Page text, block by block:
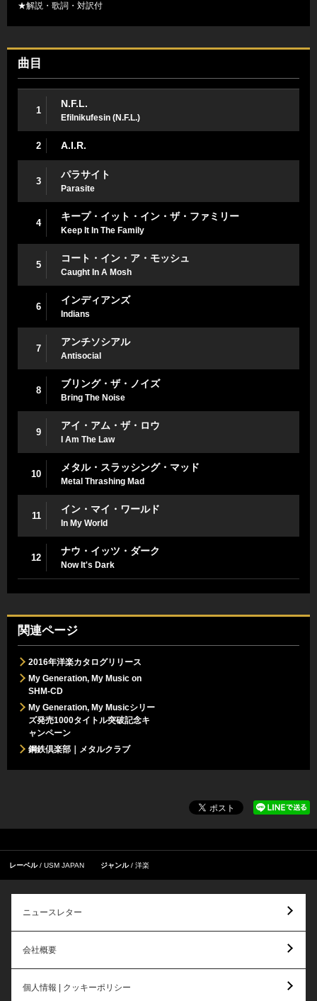
★解説・歌詞・対訳付
曲目
1
N.F.L.
Efilnikufesin (N.F.L.)
2 A.I.R.
3
パラサイト
Parasite
4
キープ・イット・イン・ザ・ファミリー
Keep It In The Family
5
コート・イン・ア・モッシュ
Caught In A Mosh
6
インディアンズ
Indians
7
アンチソシアル
Antisocial
8
ブリング・ザ・ノイズ
Bring The Noise
9
アイ・アム・ザ・ロウ
I Am The Law
10
メタル・スラッシング・マッド
Metal Thrashing Mad
11
イン・マイ・ワールド
In My World
12
ナウ・イッツ・ダーク
Now It's Dark
関連ページ
2016年洋楽カタログリリース
My Generation, My Music on
SHM-CD
My Generation, My Musicシリー
ズ発売1000タイトル突破記念キ
ャンペーン
鋼鉄倶楽部｜メタルクラブ
レーベル USM JAPAN ジャンル 洋楽
ニュースレター
会社概要
個人情報 | クッキーポリシー